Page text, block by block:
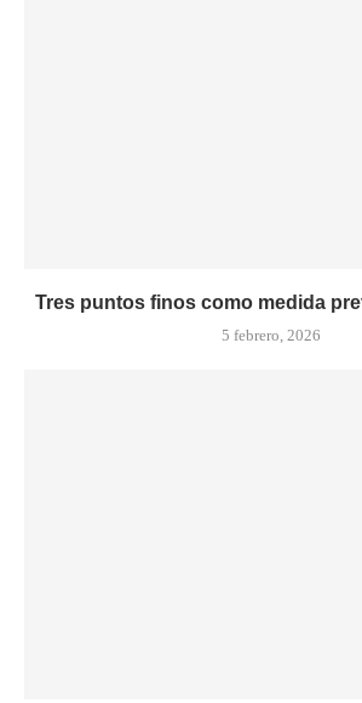
Tres puntos finos como medida
5 febrero, 2026